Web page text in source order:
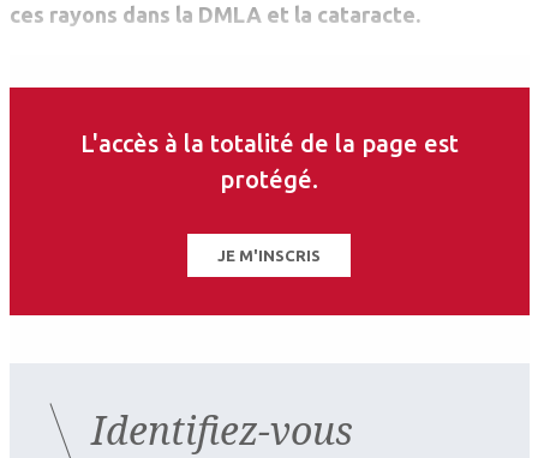
ces rayons dans la DMLA et la cataracte.
Un décret en préparation devrait rendre
protectrices, interdire les offres promotionnelles
du type « trois séances pour le prix d’une »,
renforcer la formation des professionnels et
s’assurer que le matériel est contrôlé avant sa
En revanche, l’interdiction pure et simple des
cabines de bronzage n’est pas à l’ordre du jour pour
L'accès à la totalité de la page est
protégé.
JE M'INSCRIS
Identifiez-vous